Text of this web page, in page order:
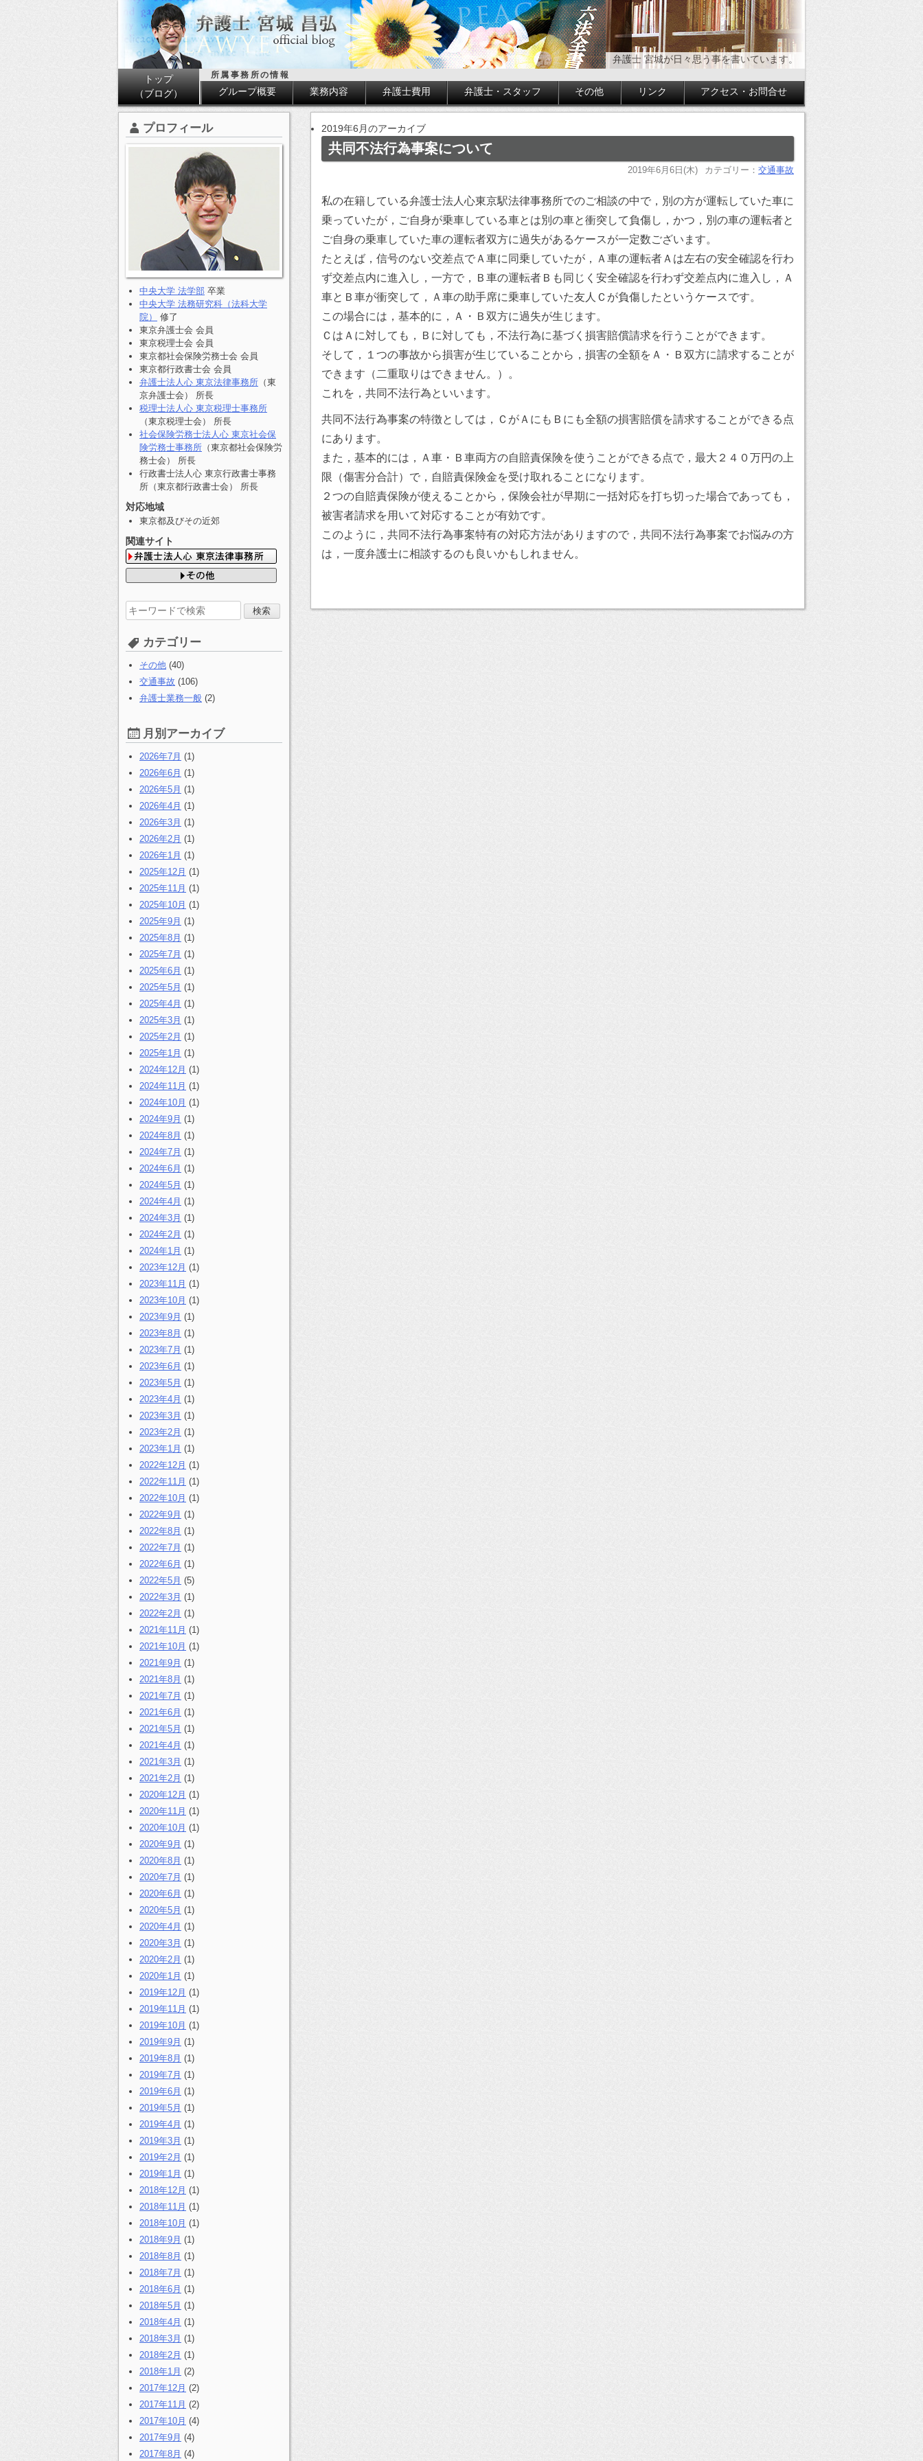
弁護士 宮城が日々思う事を書いています。
トップ
（ブログ）
所属事務所の情報
グループ概要 業務内容 弁護士費用 弁護士・スタッフ その他 リンク アクセス・お問合せ
2019年6月のアーカイブ
共同不法行為事案について
2019年6月6日(木) カテゴリー： 交通事故
私の在籍している弁護士法人心東京駅法律事務所でのご相談の中で，別の方が運転していた車に
乗っていたが，ご自身が乗車している車とは別の車と衝突して負傷し，かつ，別の車の運転者と
ご自身の乗車していた車の運転者双方に過失があるケースが一定数ございます。
たとえば，信号のない交差点でＡ車に同乗していたが，Ａ車の運転者Ａは左右の安全確認を行わ
ず交差点内に進入し，一方で，Ｂ車の運転者Ｂも同じく安全確認を行わず交差点内に進入し，Ａ
車とＢ車が衝突して，Ａ車の助手席に乗車していた友人Ｃが負傷したというケースです。
この場合には，基本的に，Ａ・Ｂ双方に過失が生じます。
ＣはＡに対しても，Ｂに対しても，不法行為に基づく損害賠償請求を行うことができます。
そして，１つの事故から損害が生じていることから，損害の全額をＡ・Ｂ双方に請求することが
できます（二重取りはできません。）。
これを，共同不法行為といいます。
共同不法行為事案の特徴としては，ＣがＡにもＢにも全額の損害賠償を請求することができる点
にあります。
また，基本的には，Ａ車・Ｂ車両方の自賠責保険を使うことができる点で，最大２４０万円の上
限（傷害分合計）で，自賠責保険金を受け取れることになります。
２つの自賠責保険が使えることから，保険会社が早期に一括対応を打ち切った場合であっても，
被害者請求を用いて対応することが有効です。
このように，共同不法行為事案特有の対応方法がありますので，共同不法行為事案でお悩みの方
は，一度弁護士に相談するのも良いかもしれません。
プロフィール
中央大学 法学部 卒業
中央大学 法務研究科（法科大学
院）
修了
東京弁護士会 会員
東京税理士会 会員
東京都社会保険労務士会 会員
東京都行政書士会 会員
弁護士法人心 東京法律事務所 （東
京弁護士会） 所長
税理士法人心 東京税理士事務所
（東京税理士会） 所長
社会保険労務士法人心 東京社会保
険労務士事務所 （東京都社会保険労
務士会） 所長
行政書士法人心 東京行政書士事務
所（東京都行政書士会） 所長
対応地域
東京都及びその近郊
関連サイト
検
索
す
る:
カテゴリー
その他 (40)
交通事故 (106)
弁護士業務一般 (2)
月別アーカイブ
2026年7月 (1)
2026年6月 (1)
2026年5月 (1)
2026年4月 (1)
2026年3月 (1)
2026年2月 (1)
2026年1月 (1)
2025年12月 (1)
2025年11月 (1)
2025年10月 (1)
2025年9月 (1)
2025年8月 (1)
2025年7月 (1)
2025年6月 (1)
2025年5月 (1)
2025年4月 (1)
2025年3月 (1)
2025年2月 (1)
2025年1月 (1)
2024年12月 (1)
2024年11月 (1)
2024年10月 (1)
2024年9月 (1)
2024年8月 (1)
2024年7月 (1)
2024年6月 (1)
2024年5月 (1)
2024年4月 (1)
2024年3月 (1)
2024年2月 (1)
2024年1月 (1)
2023年12月 (1)
2023年11月 (1)
2023年10月 (1)
2023年9月 (1)
2023年8月 (1)
2023年7月 (1)
2023年6月 (1)
2023年5月 (1)
2023年4月 (1)
2023年3月 (1)
2023年2月 (1)
2023年1月 (1)
2022年12月 (1)
2022年11月 (1)
2022年10月 (1)
2022年9月 (1)
2022年8月 (1)
2022年7月 (1)
2022年6月 (1)
2022年5月 (5)
2022年3月 (1)
2022年2月 (1)
2021年11月 (1)
2021年10月 (1)
2021年9月 (1)
2021年8月 (1)
2021年7月 (1)
2021年6月 (1)
2021年5月 (1)
2021年4月 (1)
2021年3月 (1)
2021年2月 (1)
2020年12月 (1)
2020年11月 (1)
2020年10月 (1)
2020年9月 (1)
2020年8月 (1)
2020年7月 (1)
2020年6月 (1)
2020年5月 (1)
2020年4月 (1)
2020年3月 (1)
2020年2月 (1)
2020年1月 (1)
2019年12月 (1)
2019年11月 (1)
2019年10月 (1)
2019年9月 (1)
2019年8月 (1)
2019年7月 (1)
2019年6月 (1)
2019年5月 (1)
2019年4月 (1)
2019年3月 (1)
2019年2月 (1)
2019年1月 (1)
2018年12月 (1)
2018年11月 (1)
2018年10月 (1)
2018年9月 (1)
2018年8月 (1)
2018年7月 (1)
2018年6月 (1)
2018年5月 (1)
2018年4月 (1)
2018年3月 (1)
2018年2月 (1)
2018年1月 (2)
2017年12月 (2)
2017年11月 (2)
2017年10月 (4)
2017年9月 (4)
2017年8月 (4)